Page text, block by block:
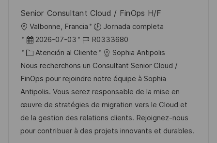
l
i
c
a
c
i
ó
n
Senior Consultant Cloud / FinOps H/F
U
b
c
a
c
i
ó
n
Valbonne, Francia
Jornada completa
F
e
c
h
a
d
e
p
2026-07-03
I
D
d
e
e
m
p
l
R0333680
C
a
t
e
g
o
r
Atención al Cliente
Sophia Antipolis
Nous recherchons un Consultant Senior Cloud /
FinOps pour rejoindre notre équipe à Sophia
Antipolis. Vous serez responsable de la mise en
œuvre de stratégies de migration vers le Cloud et
de la gestion des relations clients. Rejoignez-nous
pour contribuer à des projets innovants et durables.